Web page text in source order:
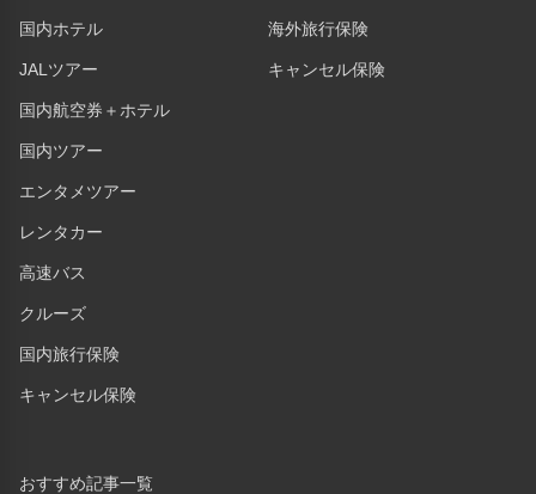
国内ホテル
JALツアー
国内航空券＋ホテル
国内ツアー
エンタメツアー
レンタカー
高速バス
クルーズ
国内旅行保険
キャンセル保険
海外旅行保険
キャンセル保険
おすすめ記事一覧